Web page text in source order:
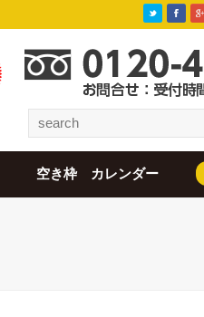
空き枠 カレンダー